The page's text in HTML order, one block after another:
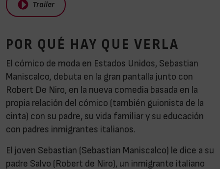
Trailer
POR QUÉ HAY QUE VERLA
El cómico de moda en Estados Unidos, Sebastian
Maniscalco, debuta en la gran pantalla junto con
Robert De Niro, en la nueva comedia basada en la
propia relación del cómico (también guionista de la
cinta) con su padre, su vida familiar y su educación
con padres inmigrantes italianos.
El joven Sebastian (Sebastian Maniscalco) le dice a su
padre Salvo (Robert de Niro), un inmigrante italiano